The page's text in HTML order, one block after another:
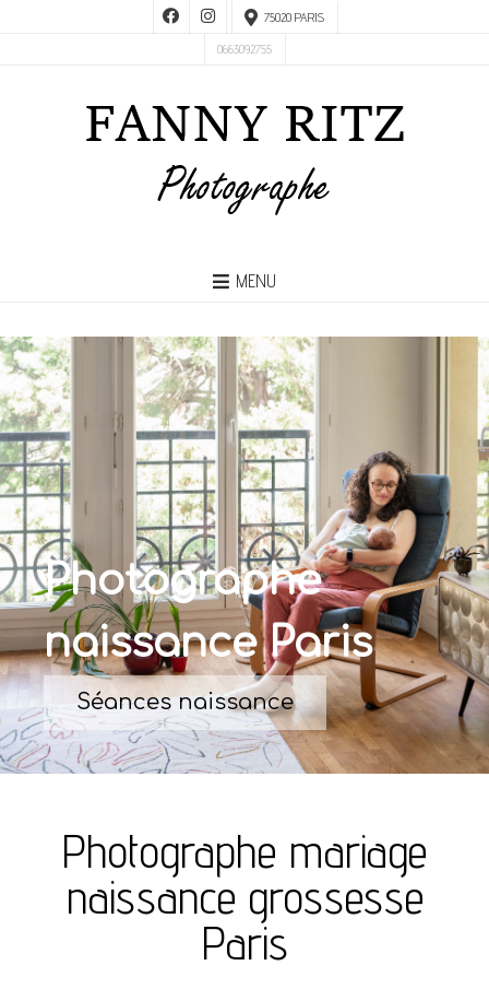
75020 PARIS
0663092755
MENU
Photographe
naissance Paris
Séances naissance
Photographe mariage
naissance grossesse
Paris